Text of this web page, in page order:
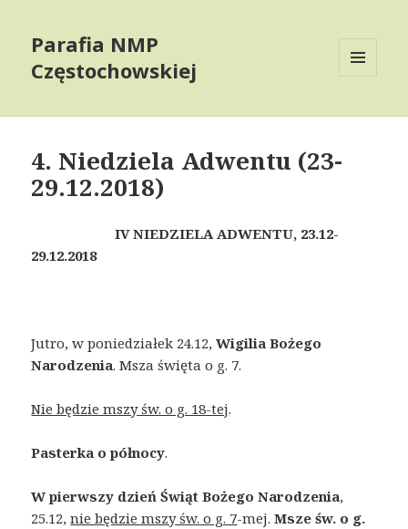
Parafia NMP
Częstochowskiej
WIDGETS
4. Niedziela Adwentu (23-
29.12.2018)
IV NIEDZIELA ADWENTU, 23.12-
29.12.2018
Jutro, w poniedziałek 24.12,Wigilia Bożego
Narodzenia. Msza święta o g. 7.
Nie będzie mszy św. o g. 18-tej.
Pasterka o północy.
W pierwszy dzień Świąt Bożego Narodzenia,
25.12,nie będzie mszy św. o g. 7-mej.Msze św. o g.